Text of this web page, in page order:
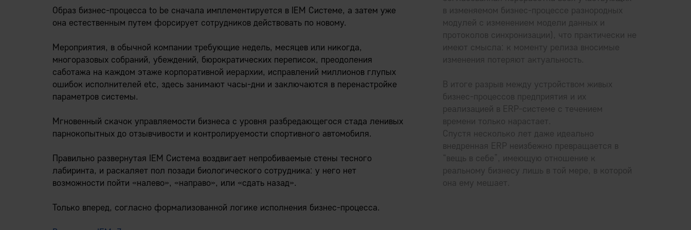
Образ бизнес-процесса to be сначала имплементируется в IEM Системе, а затем уже
она естественным путем форсирует сотрудников действовать по новому.
Мероприятия, в обычной компании требующие недель, месяцев или никогда,
многоразовых собраний, убеждений, бюрократических переписок, преодоления
саботажа на каждом этаже корпоративной иерархии, исправлений миллионов глупых
ошибок исполнителей etc, здесь занимают часы-дни и заключаются в перенастройке
параметров системы.
Мгновенный скачок управляемости бизнеса с уровня разбредающегося стада ленивых
парнокопытных до отзывчивости и контролируемости спортивного автомобиля.
Правильно развернутая IEM Система воздвигает непробиваемые стены тесного
лабиринта, и раскаляет пол позади биологического сотрудника: у него нет
возможности пойти «налево», «направо», или «сдать назад».
Только вперед, согласно формализованной логике исполнения бизнес-процесса.
в изменяемом бизнес-процессе разнородных
модулей с изменением модели данных и
протоколов синхронизации), что практически не
имеют смысла: к моменту релиза вносимые
изменения потеряют актуальность.
В итоге разрыв между устройством живых
бизнес-процессов предприятия и их
реализацией в ERP-системе с течением
времени только нарастает.
Спустя несколько лет даже идеально
внедренная ERP неизбежно превращается в
“вещь в себе”, имеющую отношение к
реальному бизнесу лишь в той мере, в которой
она ему мешает.